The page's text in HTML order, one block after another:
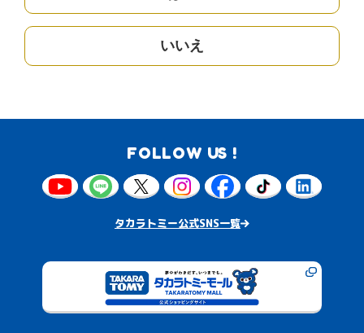
いいえ
FOLLOW US !
タカラトミー公式SNS一覧